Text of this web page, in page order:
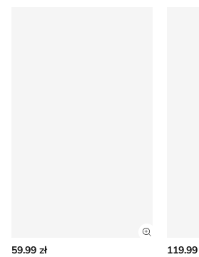
Zobacz
59.99 zł 119.99